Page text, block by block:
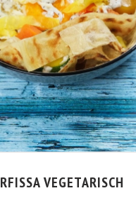
RFISSA VEGETARISCH